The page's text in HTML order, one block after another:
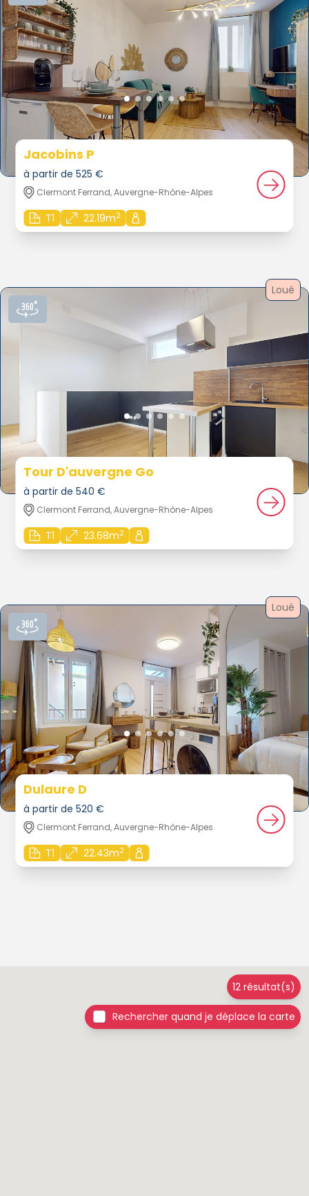
Jacobins P
à partir de 525 €
Clermont Ferrand, Auvergne-Rhône-Alpes
T1 22.19m2
Loué
Tour D'auvergne Go
à partir de 540 €
Clermont Ferrand, Auvergne-Rhône-Alpes
T1 23.68m2
Loué
Dulaure D
à partir de 520 €
Clermont Ferrand, Auvergne-Rhône-Alpes
T1 22.43m2
12 résultat(s)
Rechercher quand je déplace la carte